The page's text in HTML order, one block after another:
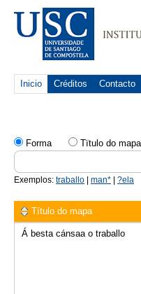
Inicio Créditos Contacto
Forma Tïtulo do mapa
Exemplos: traballo man* ?ela
Título do mapa
Á besta cánsaa o traballo